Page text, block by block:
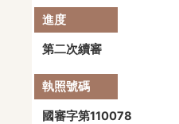
第二次續審
國審字第110078